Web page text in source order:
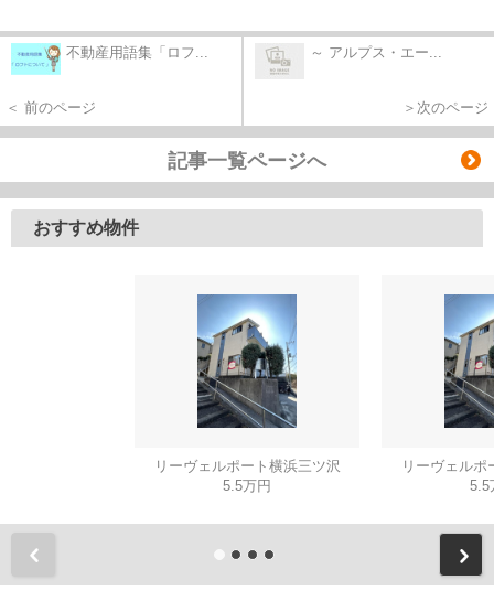
不動産用語集「ロフ...
＜ 前のページ
～ アルプス・エー...
＞次のページ
記事一覧ページへ
おすすめ物件
リーヴェルポート横浜三ツ沢
5.5万円
リーヴェルポ
5.5